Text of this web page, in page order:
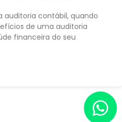
auditoria contábil, quando
de uma auditoria
financeira do seu